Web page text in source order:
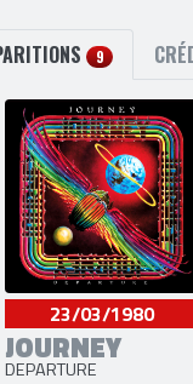
9
23/03/1980
JOURNEY
DEPARTURE